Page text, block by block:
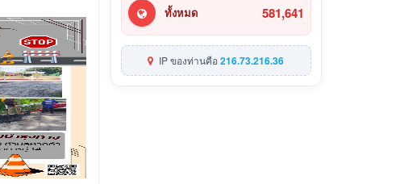
ทั้งหมด 581,641
IP ของท่านคือ216.73.216.36